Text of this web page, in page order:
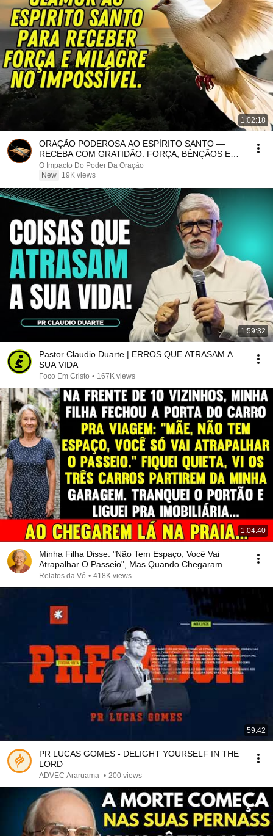
1:02:18
ORAÇÃO PODEROSA AO ESPÍRITO SANTO —
RECEBA COM GRATIDÃO: FORÇA, BÊNÇÃOS E
MILAGRES — ORE COM FÉ
O Impacto Do Poder Da Oração
New
19K views
1:59:32
Pastor Claudio Duarte | ERROS QUE ATRASAM A
SUA VIDA
Foco Em Cristo • 167K views
1:04:40
Minha Filha Disse: "Não Tem Espaço, Você Vai
Atrapalhar O Passeio", Mas Quando Chegaram...
Relatos da Vó • 418K views
59:42
PR LUCAS GOMES - DELIGHT YOURSELF IN THE
LORD
ADVEC Araruama • 200 views